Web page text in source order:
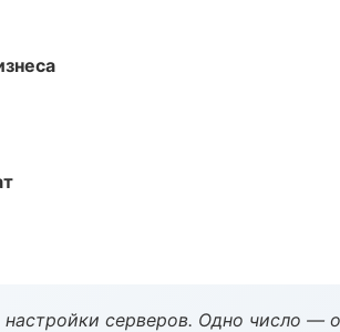
серверов. Одно число —